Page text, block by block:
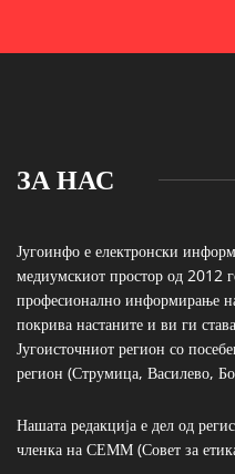
ЗА НАС
Југоинфо е електронски
медиумскиот простор од 2012
професионално информирање
покрива настаните и ви ги
Југоисточниот регион со
регион (Струмица, Василево,
Нашата редакција е дел од
членка на СЕММ (Совет за